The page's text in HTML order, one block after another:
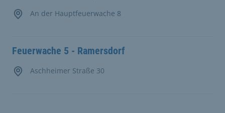
An der Hauptfeuerwache 8
Feuerwache 5 - Ramersdorf
Aschheimer Straße 30